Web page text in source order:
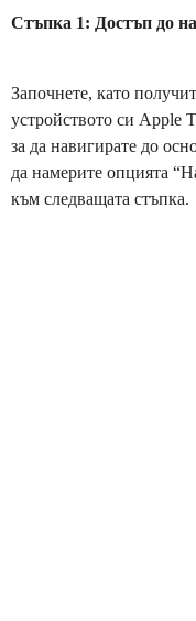
Стъпка 1: Достъп до
Започнете, като
устройството си Apple
за да навигирате до
да намерите опцията
към следващата стъпка.